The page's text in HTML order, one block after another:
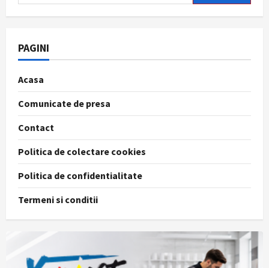
după:
PAGINI
Acasa
Comunicate de presa
Contact
Politica de colectare cookies
Politica de confidentialitate
Termeni si conditii